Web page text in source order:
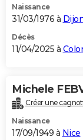
Naissance
31/03/1976 à
Décès
11/04/2025 à
Michele
Créer une
Naissance
17/09/1949 à Nice